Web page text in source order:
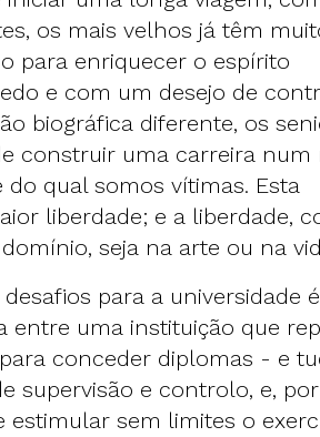
os mais velhos já têm
para enriquecer o espírito
e com um desejo de
biográfica diferente, os
construir uma carreira num
qual somos vítimas. Esta
liberdade; e a liberdade,
seja na arte ou na
para a universidade é
entre uma instituição que
conceder diplomas - e
supervisão e controlo, e, por
sem limites o